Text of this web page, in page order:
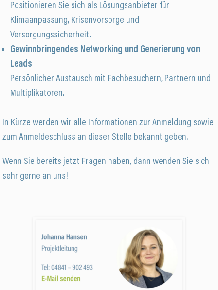
Positionieren Sie sich als Lösungsanbieter für
Klimaanpassung, Krisenvorsorge und
Versorgungssicherheit.
Gewinnbringendes Networking und Generierung von
Leads
Persönlicher Austausch mit Fachbesuchern, Partnern und
Multiplikatoren.
In Kürze werden wir alle Informationen zur Anmeldung sowie
zum Anmeldeschluss an dieser Stelle bekannt geben.
Wenn Sie bereits jetzt Fragen haben, dann wenden Sie sich
sehr gerne an uns!